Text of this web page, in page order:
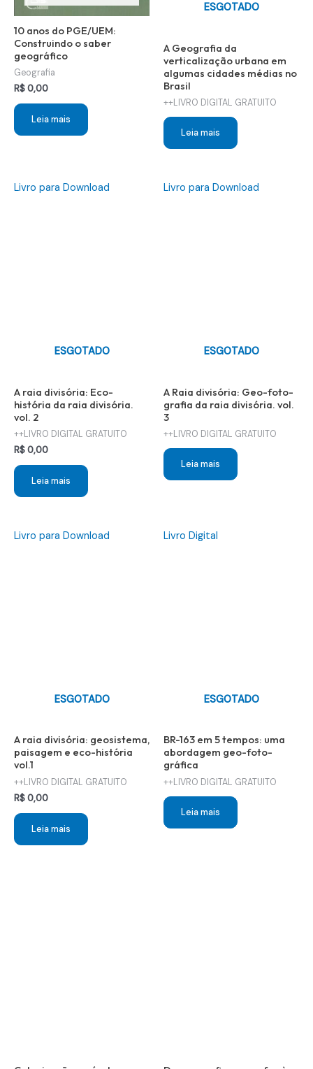
10 anos do PGE/UEM:
Construindo o saber
geográfico
Geografia
R$0,00
Leia mais
ESGOTADO
A Geografia da
verticalização urbana em
algumas cidades médias no
Brasil
++LIVRO DIGITAL GRATUITO
Leia mais
Livro para Download
ESGOTADO
A raia divisória: Eco-
história da raia divisória.
vol. 2
++LIVRO DIGITAL GRATUITO
R$0,00
Leia mais
Livro para Download
ESGOTADO
A Raia divisória: Geo-foto-
grafia da raia divisória. vol.
3
++LIVRO DIGITAL GRATUITO
Leia mais
Livro para Download
ESGOTADO
A raia divisória: geosistema,
paisagem e eco-história
vol.1
++LIVRO DIGITAL GRATUITO
R$0,00
Leia mais
Livro Digital
ESGOTADO
BR-163 em 5 tempos: uma
abordagem geo-foto-
gráfica
++LIVRO DIGITAL GRATUITO
Leia mais